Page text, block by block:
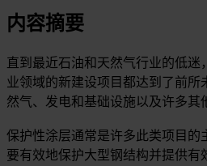
内容摘要
直到最近石油和天然气行业的低迷
业领域的新建设项目都达到了前所
然气、发电和基础设施以及许多其
保护性涂层通常是许多此类项目的
要有效地保护大型钢结构并提供有